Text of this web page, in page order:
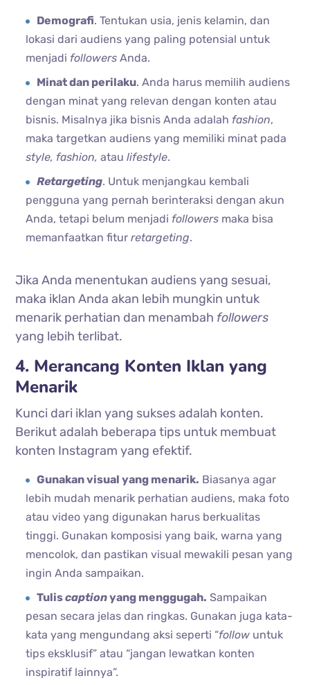
Demografi. Tentukan usia, jenis kelamin, dan
lokasi dari audiens yang paling potensial untuk
menjadi followers Anda.
Minat dan perilaku. Anda harus memilih audiens
dengan minat yang relevan dengan konten atau
bisnis. Misalnya jika bisnis Anda adalah fashion,
maka targetkan audiens yang memiliki minat pada
style, fashion, ataulifestyle.
Retargeting. Untuk menjangkau kembali
pengguna yang pernah berinteraksi dengan akun
Anda, tetapi belum menjadi followers maka bisa
memanfaatkan fiturretargeting.
Jika Anda menentukan audiens yang sesuai,
maka iklan Anda akan lebih mungkin untuk
menarik perhatian dan menambah followers
yang lebih terlibat.
4. Merancang Konten Iklan yang
Menarik
Kunci dari iklan yang sukses adalah konten.
Berikut adalah beberapa tips untuk membuat
konten Instagram yang efektif.
Gunakan visual yang menarik. Biasanya agar
lebih mudah menarik perhatian audiens, maka foto
atau video yang digunakan harus berkualitas
tinggi. Gunakan komposisi yang baik, warna yang
mencolok, dan pastikan visual mewakili pesan yang
ingin Anda sampaikan.
Tuliscaptionyang menggugah. Sampaikan
pesan secara jelas dan ringkas. Gunakan juga kata-
kata yang mengundang aksi seperti “follow untuk
tips eksklusif” atau “jangan lewatkan konten
inspiratif lainnya”.